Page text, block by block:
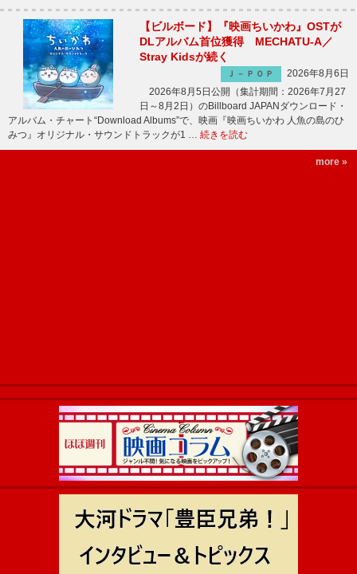
【ビルボード】『映画ちいかわ』OSTが
DLアルバム首位獲得 MECHATU-A／
Stray Kidsが続く
Ｊ－ＰＯＰ
2026年8月6日
2026年8月5日公開（集計期間：2026年7月27
日～8月2日）のBillboard JAPANダウンロード・
アルバム・チャート“Download Albums”で、映画『映画ちいかわ 人魚の島のひ
みつ』オリジナル・サウンドトラックが1 … 続きを読む
more »